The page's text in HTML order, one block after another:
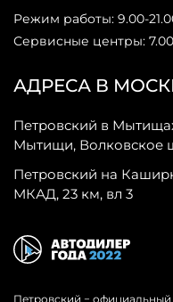
АДРЕСА В
Петровский в
Мытищи, Волковское
Петровский на
МКАД, 23 км, вл 3
Режим работы: 9.00-
Сервисные центры:
Петровский −